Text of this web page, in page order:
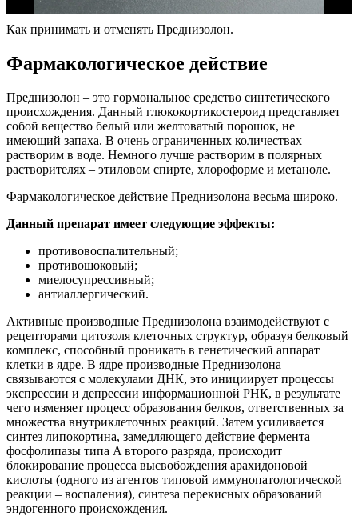
Как принимать и отменять Преднизолон.
Фармакологическое действие
Преднизолон – это гормональное средство синтетического
происхождения. Данный глюкокортикостероид представляет
собой вещество белый или желтоватый порошок, не
имеющий запаха. В очень ограниченных количествах
растворим в воде. Немного лучше растворим в полярных
растворителях – этиловом спирте, хлороформе и метаноле.
Фармакологическое действие Преднизолона весьма широко.
Данный препарат имеет следующие эффекты:
противовоспалительный;
противошоковый;
миелосупрессивный;
антиаллергический.
Активные производные Преднизолона взаимодействуют с
рецепторами цитозоля клеточных структур, образуя белковый
комплекс, способный проникать в генетический аппарат
клетки в ядре. В ядре производные Преднизолона
связываются с молекулами ДНК, это инициирует процессы
экспрессии и депрессии информационной РНК, в результате
чего изменяет процесс образования белков, ответственных за
множества внутриклеточных реакций. Затем усиливается
синтез липокортина, замедляющего действие фермента
фосфолипазы типа A второго разряда, происходит
блокирование процесса высвобождения арахидоновой
кислоты (одного из агентов типовой иммунопатологической
реакции – воспаления), синтеза перекисных образований
эндогенного происхождения.